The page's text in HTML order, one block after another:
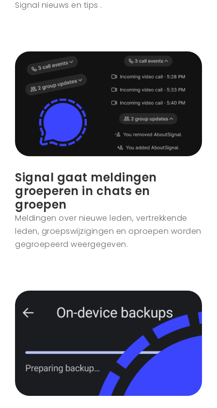
Signal nieuws en tips .
Signal gaat meldingen
groeperen in chats en
groepen
Meldingen over nieuwe leden, vertrekkende
leden, groepswijzigingen en oproepen worden
gegroepeerd weergegeven.